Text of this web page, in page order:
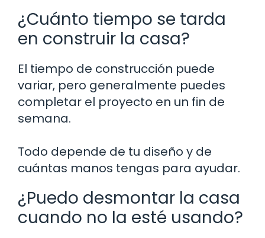
¿Cuánto tiempo se tarda
en construir la casa?
El tiempo de construcción puede
variar, pero generalmente puedes
completar el proyecto en un fin de
semana.
Todo depende de tu diseño y de
cuántas manos tengas para ayudar.
¿Puedo desmontar la casa
cuando no la esté usando?